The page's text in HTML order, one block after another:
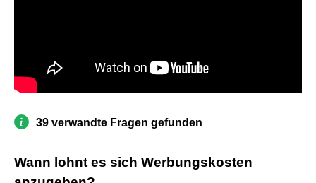
39 verwandte Fragen gefunden
Wann lohnt es sich Werbungskosten